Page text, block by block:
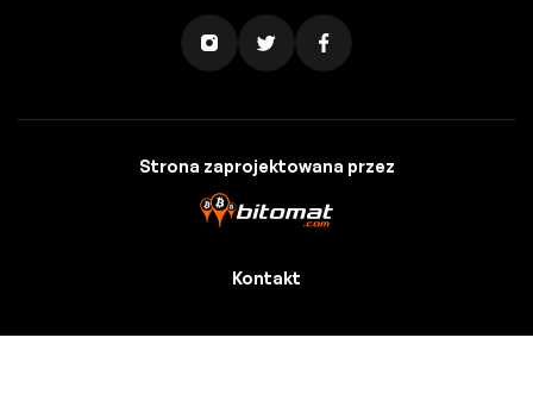
Strona zaprojektowana przez
Kontakt